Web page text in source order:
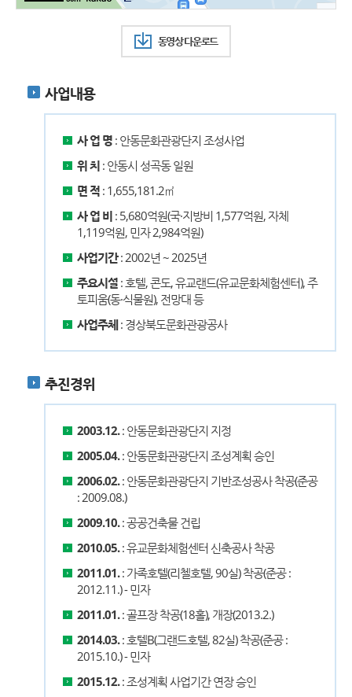
동영상 다운로드
사업내용
사 업 명 : 안동문화관광단지 조성사업
위 치 : 안동시 성곡동 일원
면 적 : 1,655,181.2㎡
사 업 비 : 5,680억원(국·지방비 1,577억원, 자체
1,119억원, 민자 2,984억원)
사업기간: 2002년 ~ 2025년
주요시설 : 호텔, 콘도, 유교랜드(유교문화체험센터), 주
토피움(동·식물원), 전망대 등
사업주체: 경상북도문화관광공사
추진경위
2003.12.: 안동문화관광단지 지정
2005.04.: 안동문화관광단지 조성계획 승인
2006.02.: 안동문화관광단지 기반조성공사 착공(준공
: 2009.08.)
2009.10.: 공공건축물 건립
2010.05.: 유교문화체험센터 신축공사 착공
2011.01.: 가족호텔(리첼호텔, 90실) 착공(준공 :
2012.11.) - 민자
2011.01.: 골프장 착공(18홀), 개장(2013.2.)
2014.03.: 호텔B(그랜드호텔, 82실) 착공(준공 :
2015.10.) - 민자
2015.12.: 조성계획 사업기간 연장 승인